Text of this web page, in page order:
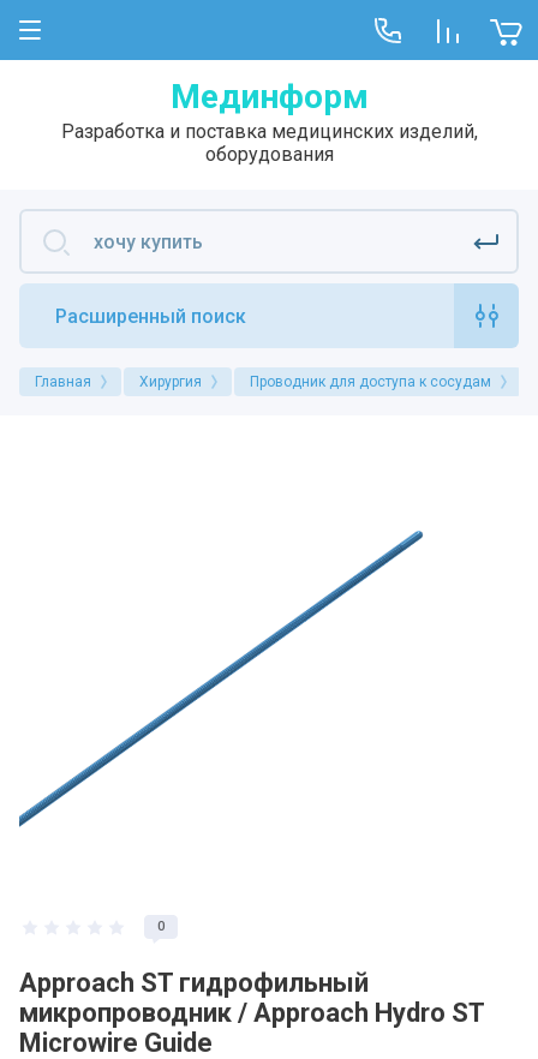
Мединформ
Разработка и поставка медицинских изделий,
оборудования
Расширенный поиск
Главная Хирургия Проводник для доступа к сосудам
0
Approach ST гидрофильный
микропроводник / Approach Hydro ST
Microwire Guide